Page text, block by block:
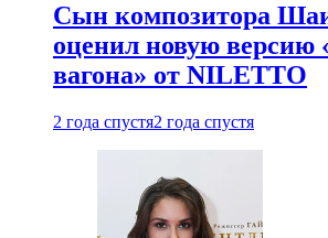
Сын композитора
оценил новую версию
вагона» от NILETTO
2 года спустя2 года спустя